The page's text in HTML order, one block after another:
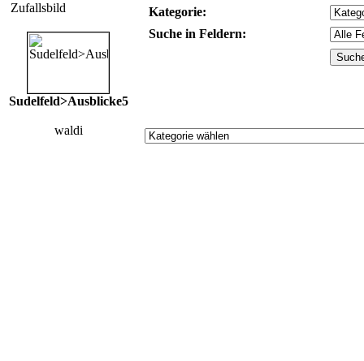
Zufallsbild
Sudelfeld>Ausblicke5
waldi
Kategorie:
Suche in Feldern: